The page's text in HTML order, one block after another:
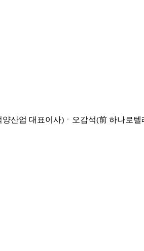
산업 대표이사)ㆍ오갑석(前 하나로텔